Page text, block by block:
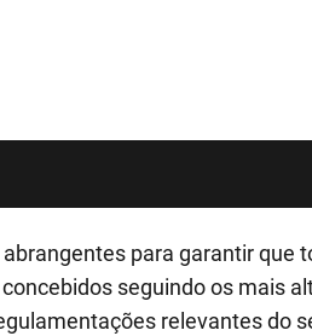
para garantir que
seguindo os mais
relevantes do